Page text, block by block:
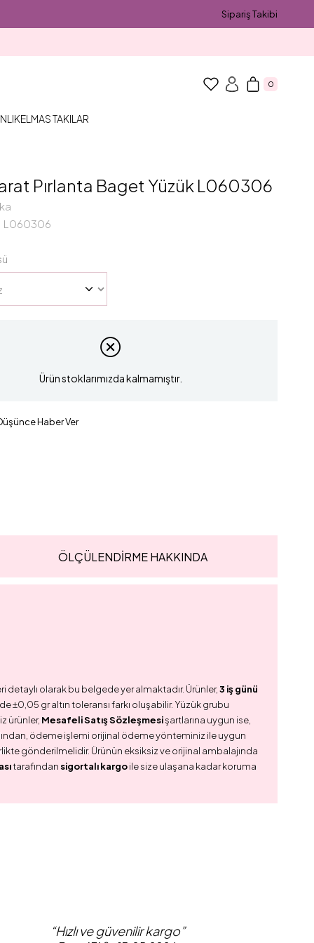
Sipariş Takibi
0
ELMAS TAKILAR
Pırlanta Baget Yüzük L060306
L060306
Ürün stoklarımızda kalmamıştır.
Haber Ver
ÖLÇÜLENDİRME HAKKINDA
olarak bu belgede yer almaktadır. Ürünler,3 iş günü
gr altın toleransı farkı oluşabilir. Yüzük grubu
ürünler, Mesafeli Satış Sözleşmesişartlarına uygun ise,
ödeme işlemi orijinal ödeme yönteminiz ile uygun
gönderilmelidir. Ürünün eksiksiz ve orijinal ambalajında
tarafından sigortalı kargoile size ulaşana kadar koruma
“Hızlı ve güvenilir kargo”